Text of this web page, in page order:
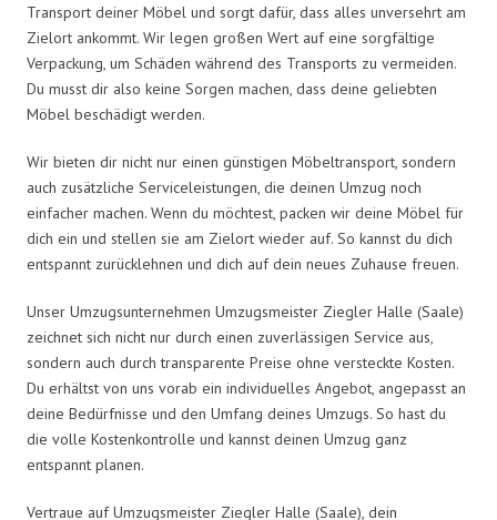
Transport deiner Möbel und sorgt dafür, dass alles unversehrt am
Zielort ankommt. Wir legen großen Wert auf eine sorgfältige
Verpackung, um Schäden während des Transports zu vermeiden.
Du musst dir also keine Sorgen machen, dass deine geliebten
Möbel beschädigt werden.
Wir bieten dir nicht nur einen günstigen Möbeltransport, sondern
auch zusätzliche Serviceleistungen, die deinen Umzug noch
einfacher machen. Wenn du möchtest, packen wir deine Möbel für
dich ein und stellen sie am Zielort wieder auf. So kannst du dich
entspannt zurücklehnen und dich auf dein neues Zuhause freuen.
Unser Umzugsunternehmen Umzugsmeister Ziegler Halle (Saale)
zeichnet sich nicht nur durch einen zuverlässigen Service aus,
sondern auch durch transparente Preise ohne versteckte Kosten.
Du erhältst von uns vorab ein individuelles Angebot, angepasst an
deine Bedürfnisse und den Umfang deines Umzugs. So hast du
die volle Kostenkontrolle und kannst deinen Umzug ganz
entspannt planen.
Vertraue auf Umzugsmeister Ziegler Halle (Saale), dein